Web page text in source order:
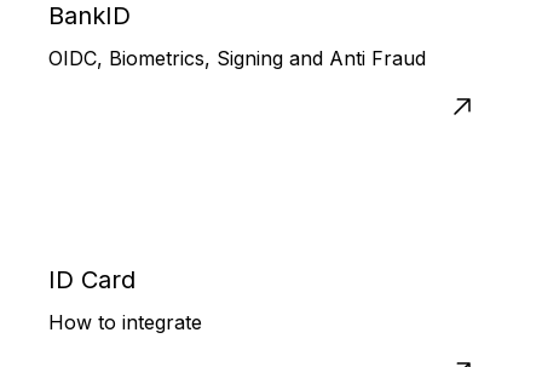
BankID
OIDC, Biometrics, Signing and Anti Fraud
ID Card
How to integrate